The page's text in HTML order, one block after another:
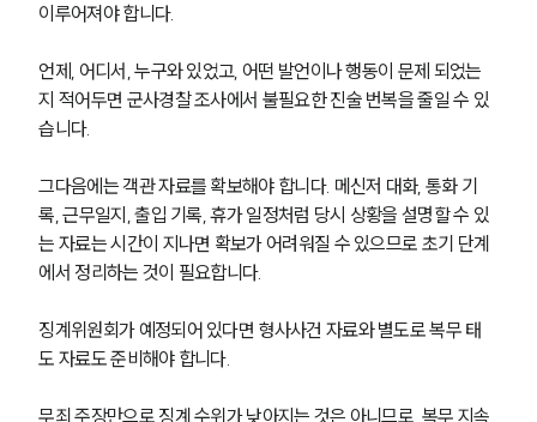
이루어져야 합니다.
언제, 어디서, 누구와 있었고, 어떤 발언이나 행동이 문제 되었는
지 적어두면 군사경찰 조사에서 불필요한 진술 번복을 줄일 수 있
습니다.
그다음에는 객관 자료를 확보해야 합니다. 메신저 대화, 통화 기
록, 근무일지, 출입 기록, 휴가 일정처럼 당시 상황을 설명할 수 있
는 자료는 시간이 지나면 확보가 어려워질 수 있으므로 초기 단계
에서 정리하는 것이 필요합니다.
징계위원회가 예정되어 있다면 형사사건 자료와 별도로 복무 태
도 자료도 준비해야 합니다.
무죄 주장만으로 징계 수위가 낮아지는 것은 아니므로, 복무 지속